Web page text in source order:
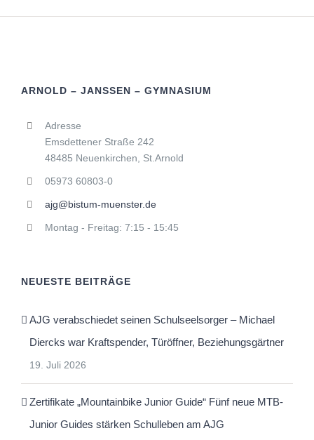
ARNOLD – JANSSEN – GYMNASIUM
Adresse
Emsdettener Straße 242
48485 Neuenkirchen, St.Arnold
05973 60803-0
ajg@bistum-muenster.de
Montag - Freitag: 7:15 - 15:45
NEUESTE BEITRÄGE
AJG verabschiedet seinen Schulseelsorger – Michael
Diercks war Kraftspender, Türöffner, Beziehungsgärtner
19. Juli 2026
Zertifikate „Mountainbike Junior Guide“ Fünf neue MTB-
Junior Guides stärken Schulleben am AJG